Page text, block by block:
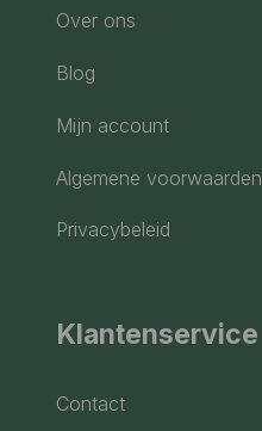
Over ons
Blog
Mijn account
Algemene voorwaarden
Privacybeleid
Klantenservice
Contact